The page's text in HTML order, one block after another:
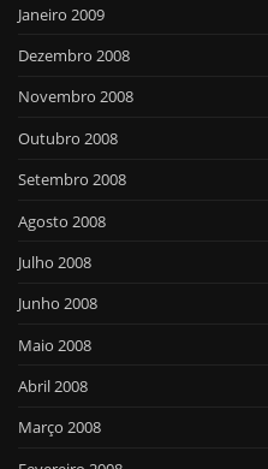
Janeiro 2009
Dezembro 2008
Novembro 2008
Outubro 2008
Setembro 2008
Agosto 2008
Julho 2008
Junho 2008
Maio 2008
Abril 2008
Março 2008